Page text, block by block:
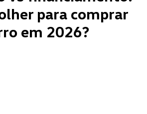
para comprar
em 2026?